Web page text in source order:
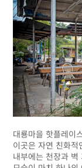
대룡마을 핫플레이
이곳은 자연 친화
내부에는 천장과